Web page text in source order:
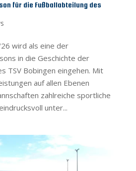
für die Fußballabteilung des
wird als eine der
in die Geschichte der
TSV Bobingen eingehen. Mit
auf allen Ebenen
zahlreiche sportliche
unter...